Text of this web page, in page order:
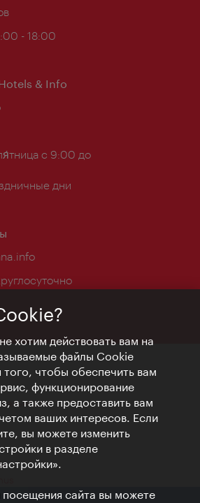
- 18:00
& Info
с 9:00 до
дни
хотим действовать вам на
файлы Cookie
чтобы обеспечить вам
функционирование
а также предоставить вам
ваших интересов. Если
вы можете изменить
в разделе
сайта вы можете